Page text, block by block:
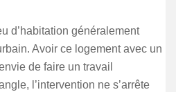
d’habitation généralement
Avoir ce logement avec un
de faire un travail
l’intervention ne s’arrête